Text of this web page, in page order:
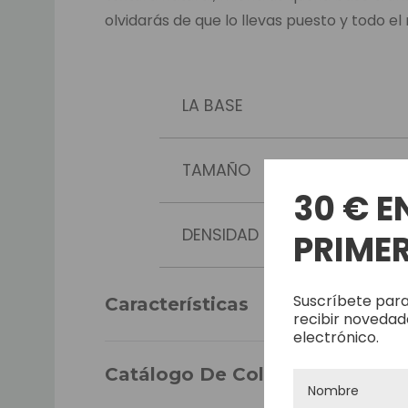
olvidarás de que lo llevas puesto y todo
LA BASE
TAMAÑO
DENSIDAD
CABELLO
LARGO DEL CABELLO
Características
Catálogo De Colores
30 €
Suscríbete
recibir
electrónico.